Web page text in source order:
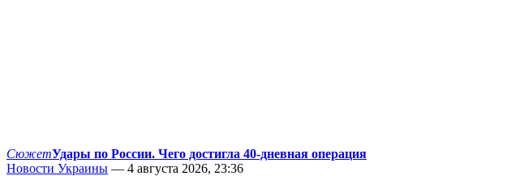
СюжетУдары по России. Чего достигла 40-дневная операция
Новости Украины — 4 августа 2026, 23:36